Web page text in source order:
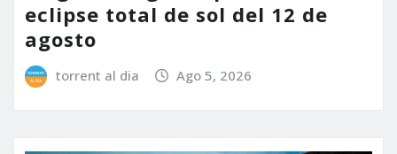
eclipse total de sol del 12 de
agosto
torrent al dia Ago 5, 2026